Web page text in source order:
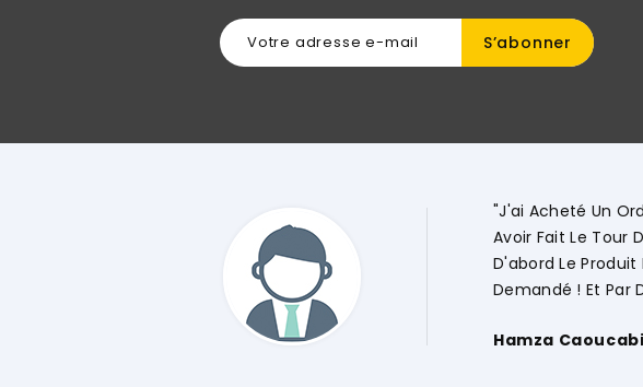
"J'ai Acheté Un Ordinateur Portable Hp Sur Le Site De Rightech Il Y A
Avoir Fait Le Tour De Tous Les Sites Possibles Et Je Ne Regrette Pas Du
D'abord Le Produit Est Impeccable Exactement Comme Décrit Sur Le
Demandé ! Et Par Dessus Tout Le Service Client Est Génial Et
Client Web